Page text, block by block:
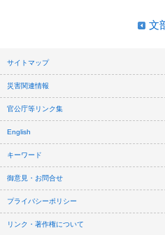
文
サイトマップ
災害関連情報
官公庁等リンク集
English
キーワード
御意見・お問合せ
プライバシーポリシー
リンク・著作権について